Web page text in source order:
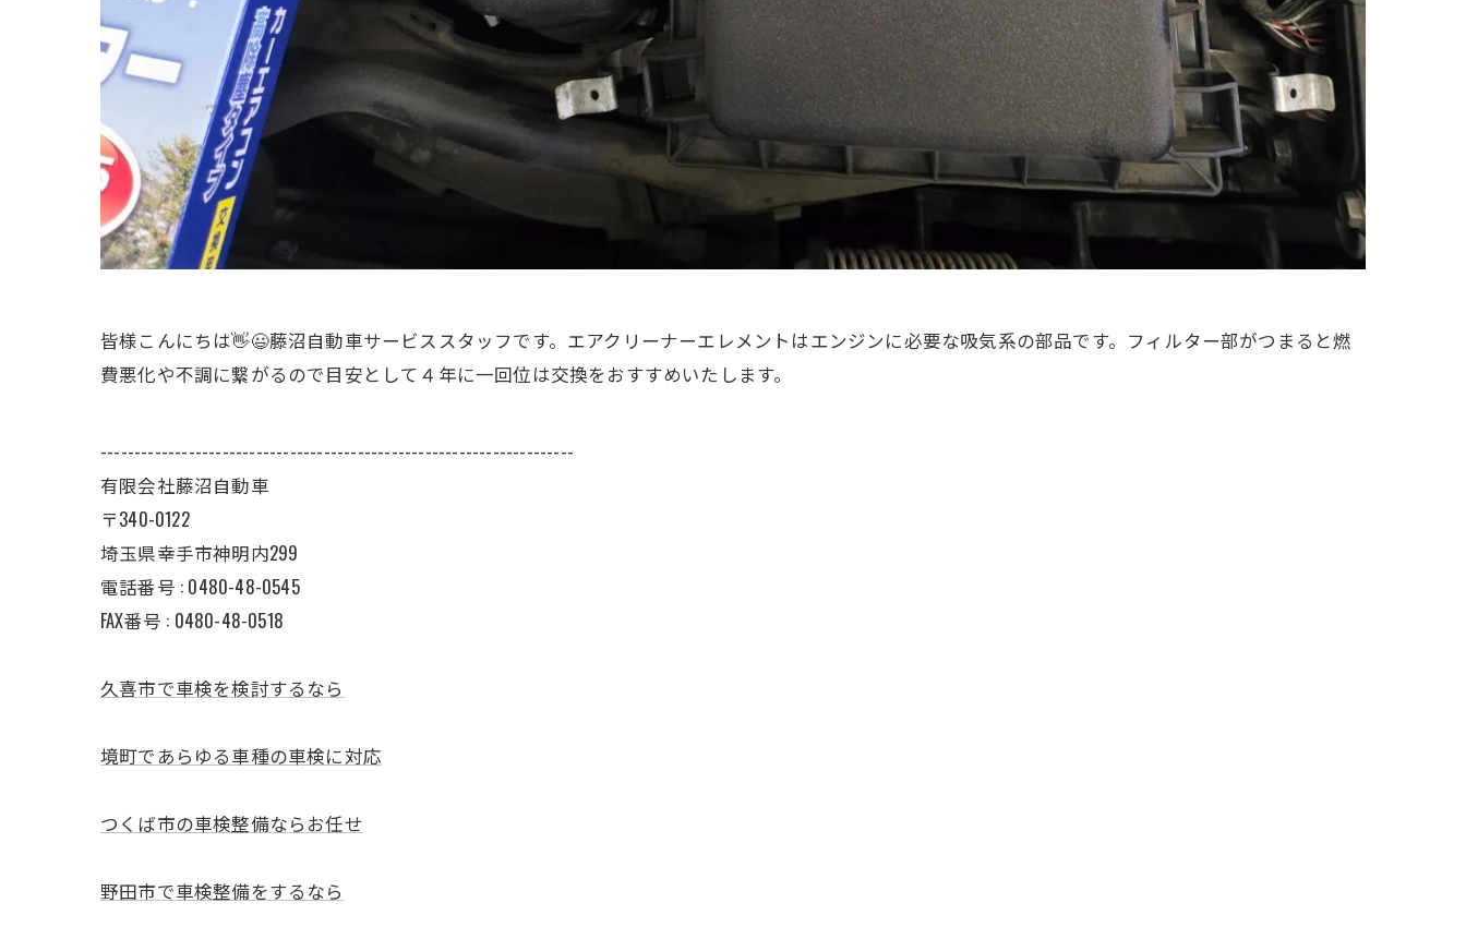
皆様こんにちは👋😃藤沼自動車サービススタッフです。エアクリーナーエレメントはエンジンに必要な吸気系の部品です。フィルター部がつまると燃
費悪化や不調に繋がるので目安として４年に一回位は交換をおすすめいたします。
----------------------------------------------------------------------
有限会社藤沼自動車
〒340-0122
埼玉県幸手市神明内299
電話番号 : 0480-48-0545
FAX番号 : 0480-48-0518
久喜市で車検を検討するなら
境町であらゆる車種の車検に対応
つくば市の車検整備ならお任せ
野田市で車検整備をするなら